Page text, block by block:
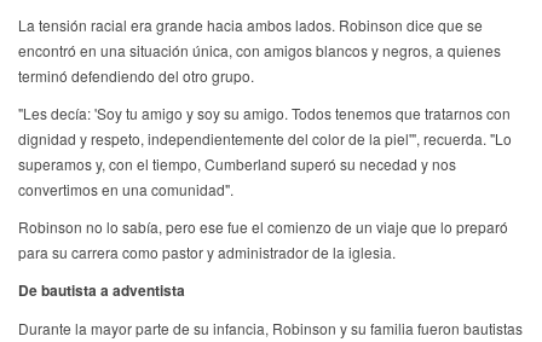
La tensión racial era grande hacia ambos lados. Robinson dice que se
encontró en una situación única, con amigos blancos y negros, a quienes
terminó defendiendo del otro grupo.
"Les decía: 'Soy tu amigo y soy su amigo. Todos tenemos que tratarnos con
dignidad y respeto, independientemente del color de la piel'", recuerda. "Lo
superamos y, con el tiempo, Cumberland superó su necedad y nos
convertimos en una comunidad".
Robinson no lo sabía, pero ese fue el comienzo de un viaje que lo preparó
para su carrera como pastor y administrador de la iglesia.
De bautista a adventista
Durante la mayor parte de su infancia, Robinson y su familia fueron bautistas